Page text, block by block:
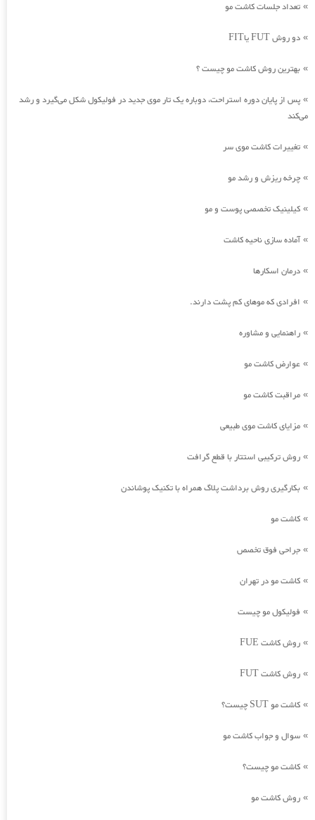
» تعداد جلسات کاشت مو
» دو روش FUT یاFIT
» بهترین روش کاشت مو چیست ؟
» پس از پایان دوره استراحت، دوباره یک تار موی جدید در فولیکول شکل می‌گیرد و رشد
می‌کند
» تغییرات کاشت موی سر
» چرخه ریزش و رشد مو
» کیلینیک تخصصی پوست و مو
»آماده سازی ناحیه کاشت
» درمان اسکارها
» افرادی که موهای کم پشت دارند.
» راهنمایی و مشاوره
» عوارض کاشت مو
» مراقبت کاشت مو
» مزایای کاشت موی طبیعی
» روش ترکیبی استتار با قطع گرافت
» بکارگیری روش برداشت پلاگ همراه با تکنیک پوشاندن
» کاشت مو
» جراحی فوق تخصص
» کاشت مو در تهران
» فولیکول مو چیست
» روش کاشت FUE
» روش کاشت FUT
» کاشت مو SUT چیست؟
» سوال و جواب کاشت مو
» کاشت مو چیست؟
» روش کاشت مو